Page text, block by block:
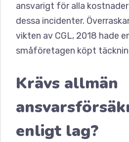
ansvarigt för alla
dessa incidenter.
vikten av CGL, 2018 hade
småföretagen köpt
Krävs allmän
enligt lag?